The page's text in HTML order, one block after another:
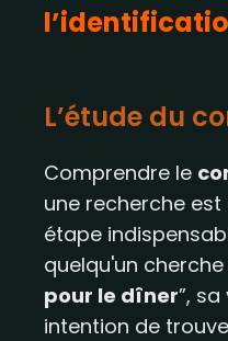
L’étude du
Comprendre le
une recherche
étape
quelqu'un cherche
pour le dîner”,
intention de